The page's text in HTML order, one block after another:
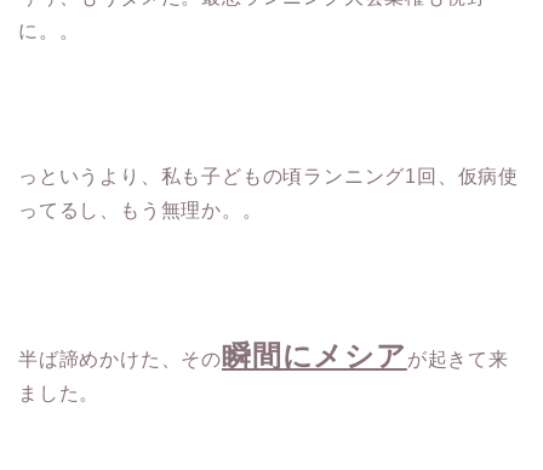
に。。
っというより、私も子どもの頃ランニング1回、仮病使
ってるし、もう無理か。。
半ば諦めかけた、その瞬間にメシア が起きて来
ました。